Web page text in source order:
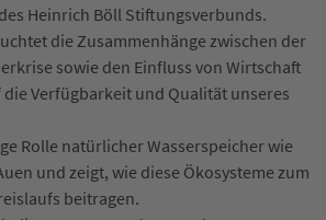
Heinrich Böll Stiftungsverbunds.
die Zusammenhänge zwischen der
sowie den Einfluss von Wirtschaft
Verfügbarkeit und Qualität unseres
Rolle natürlicher Wasserspeicher wie
und zeigt, wie diese Ökosysteme zum
beitragen.